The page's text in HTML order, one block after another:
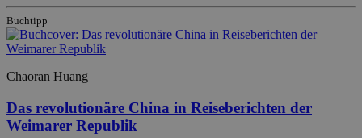
Buchtipp
Chaoran Huang
Das revolutionäre China in Reiseberichten der
Weimarer Republik